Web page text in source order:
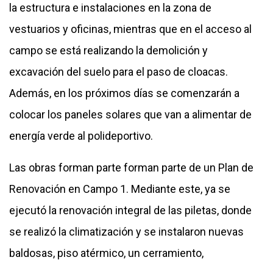
la estructura e instalaciones en la zona de
vestuarios y oficinas, mientras que en el acceso al
campo se está realizando la demolición y
excavación del suelo para el paso de cloacas.
Además, en los próximos días se comenzarán a
colocar los paneles solares que van a alimentar de
energía verde al polideportivo.
Las obras forman parte forman parte de un Plan de
Renovación en Campo 1. Mediante este, ya se
ejecutó la renovación integral de las piletas, donde
se realizó la climatización y se instalaron nuevas
baldosas, piso atérmico, un cerramiento,